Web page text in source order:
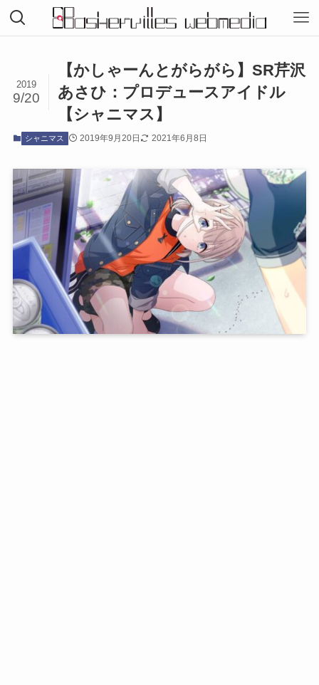
【かしゃーんとがらがら】SR芹沢
あさひ：プロデュースアイドル
【シャニマス】
2019
9/20
シャニマス 2019年9月20日 2021年6月8日